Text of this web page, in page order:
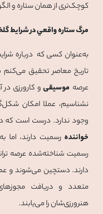
کوچک‌تری از همان ستاره و
مرگ ستاره واقعي در شرايط
به‌عنوان کسی که درباره
تاریخ معاصر تحقیق می‌کنم
عرصه موسیقی و کارورزی
نشناسیم، عملا امکان
وجود ندارد. درست است که
خواننده رسمیت دارند، اما
رسمیت شناخته‌شده عرصه
دارند. دستچین می‌شوند و
متعدد و دریافت مجوزهای
هنرورزی‌شان را می‌یابند.